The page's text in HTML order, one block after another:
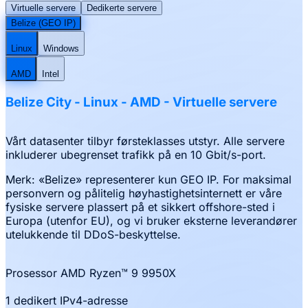
Virtuelle servere
Dedikerte servere
Belize (GEO IP)
Linux Windows
AMD Intel
Belize City - Linux - AMD - Virtuelle servere
Vårt datasenter tilbyr førsteklasses utstyr. Alle servere
inkluderer ubegrenset trafikk på en 10 Gbit/s-port.
Merk: «Belize» representerer kun GEO IP. For maksimal
personvern og pålitelig høyhastighetsinternett er våre
fysiske servere plassert på et sikkert offshore-sted i
Europa (utenfor EU), og vi bruker eksterne leverandører
utelukkende til DDoS-beskyttelse.
Prosessor AMD Ryzen™ 9 9950X
1 dedikert IPv4-adresse